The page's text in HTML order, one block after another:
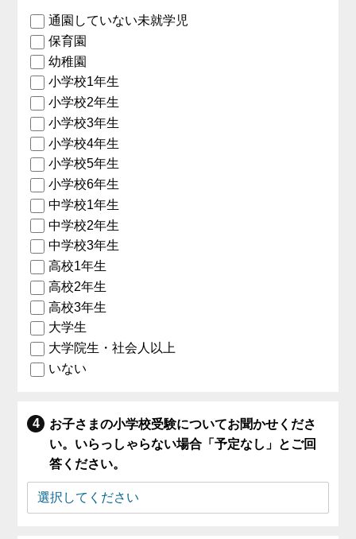
通園していない未就学児
保育園
幼稚園
小学校1年生
小学校2年生
小学校3年生
小学校4年生
小学校5年生
小学校6年生
中学校1年生
中学校2年生
中学校3年生
高校1年生
高校2年生
高校3年生
大学生
大学院生・社会人以上
いない
お子さまの小学校受験についてお聞かせくださ
い。いらっしゃらない場合「予定なし」とご回
答ください。